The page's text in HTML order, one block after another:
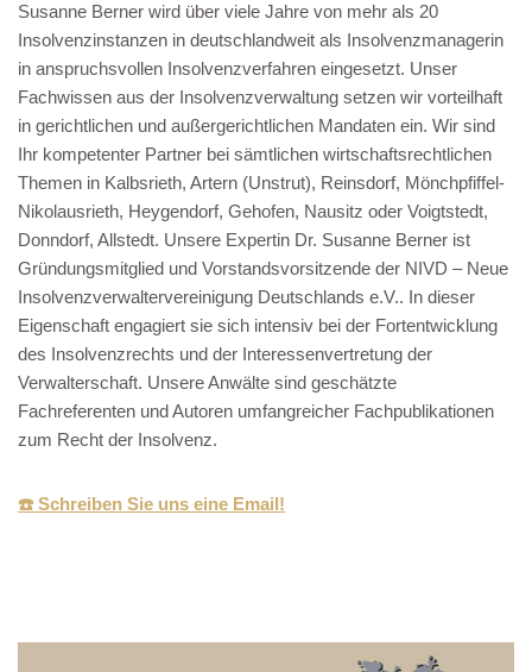
Susanne Berner wird über viele Jahre von mehr als 20
Insolvenzinstanzen in deutschlandweit als Insolvenzmanagerin
in anspruchsvollen Insolvenzverfahren eingesetzt. Unser
Fachwissen aus der Insolvenzverwaltung setzen wir vorteilhaft
in gerichtlichen und außergerichtlichen Mandaten ein. Wir sind
Ihr kompetenter Partner bei sämtlichen wirtschaftsrechtlichen
Themen in Kalbsrieth, Artern (Unstrut), Reinsdorf, Mönchpfiffel-
Nikolausrieth, Heygendorf, Gehofen, Nausitz oder Voigtstedt,
Donndorf, Allstedt. Unsere Expertin Dr. Susanne Berner ist
Gründungsmitglied und Vorstandsvorsitzende der NIVD – Neue
Insolvenzverwaltervereinigung Deutschlands e.V.. In dieser
Eigenschaft engagiert sie sich intensiv bei der Fortentwicklung
des Insolvenzrechts und der Interessenvertretung der
Verwalterschaft. Unsere Anwälte sind geschätzte
Fachreferenten und Autoren umfangreicher Fachpublikationen
zum Recht der Insolvenz.
☎️ Schreiben Sie uns eine Email!